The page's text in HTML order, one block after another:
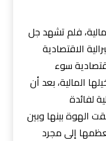
فلم تشهد جل
الاقتصادية
سوء
المالية، بعد أن
لفائدة
الهوة بينها وبين
إلى مجرد